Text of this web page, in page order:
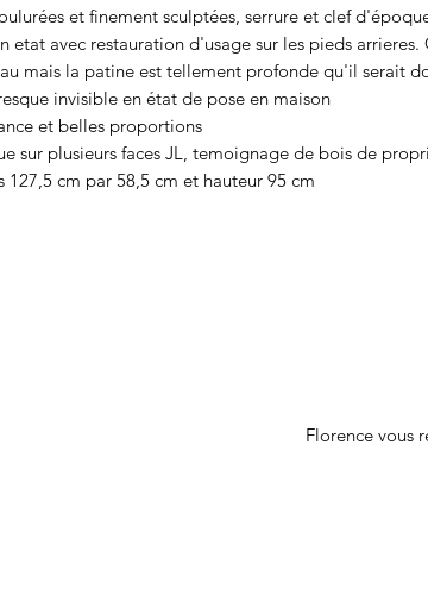
et finement sculptées, serrure et clef
etat avec restauration d'usage sur les pieds arrieres.
mais la patine est tellement profonde qu'il serait
invisible en état de pose en maison
et belles proportions
sur plusieurs faces JL, temoignage de bois de
127,5 cm par 58,5 cm et hauteur 95 cm
Florence vous